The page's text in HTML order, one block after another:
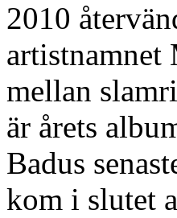
2010
artistnamnet
mellan
är årets
Badus
kom i slutet